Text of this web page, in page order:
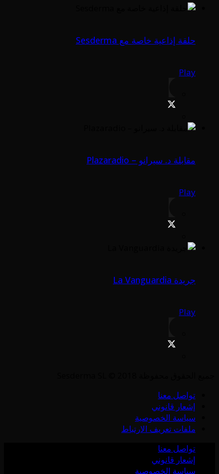
حلقة إذاعية خاصة مع Sesderma
Play
مقابلة د. سيرانو – Plazaradio
Play
جريدة La Vanguardia
Play
تواصل معنا
إشعار قانوني
سياسة الخصوصية
ملفات تعريف الارتباط
تواصل معنا
إشعار قانوني
سياسة الخصوصية